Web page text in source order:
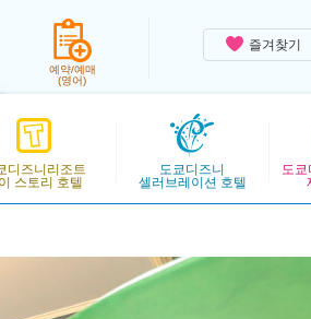
즐겨찾기
예약/예매
(영어)
디즈니리조트
스토리 호텔
도쿄디즈니
셀러브레이션 호텔
도쿄